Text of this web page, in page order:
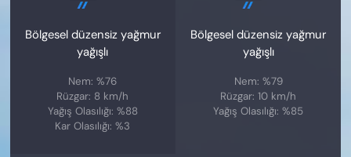
Bölgesel düzensiz yağmur
yağışlı
Nem: %76
Rüzgar: 8 km/h
Yağış Olasılığı: %88
Kar Olasılığı: %3
Bölgesel düzensiz yağmur
yağışlı
Nem: %79
Rüzgar: 10 km/h
Yağış Olasılığı: %85